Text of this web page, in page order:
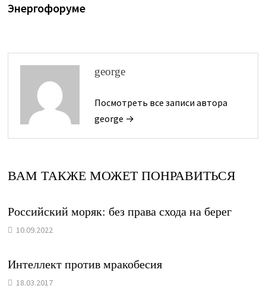
Энергофоруме
george
Посмотреть все записи автора
george →
ВАМ ТАКЖЕ МОЖЕТ ПОНРАВИТЬСЯ
Российский моряк: без права схода на берег
10.09.2022
Интеллект против мракобесия
18.03.2017